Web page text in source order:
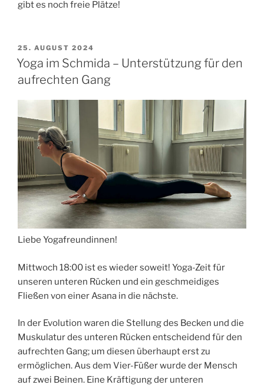
gibt es noch freie Plätze!
VERÖFFENTLICHT
AM
25. AUGUST 2024
Yoga im Schmida – Unterstützung für den
aufrechten Gang
Liebe Yogafreundinnen!
Mittwoch 18:00 ist es wieder soweit! Yoga-Zeit für
unseren unteren Rücken und ein geschmeidiges
Fließen von einer Asana in die nächste.
In der Evolution waren die Stellung des Becken und die
Muskulatur des unteren Rücken entscheidend für den
aufrechten Gang; um diesen überhaupt erst zu
ermöglichen. Aus dem Vier-Füßer wurde der Mensch
auf zwei Beinen. Eine Kräftigung der unteren